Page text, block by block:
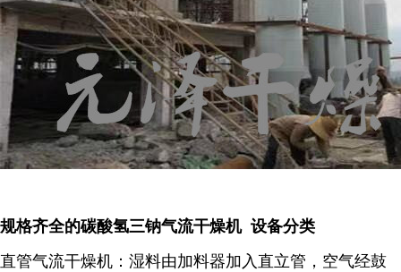
规格齐全的碳酸氢三钠气流干燥机 设备分类
直管气流干燥机：湿料由加料器加入直立管，空气经鼓